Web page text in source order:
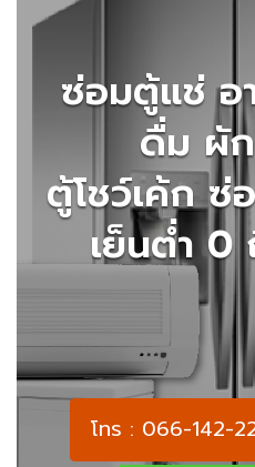
ซ่อมตู้แช่ อ
ดื่ม ผั
ตู้โชว์เค้ก ซ่
เย็นต่ำ 0
โทร : 066-142-